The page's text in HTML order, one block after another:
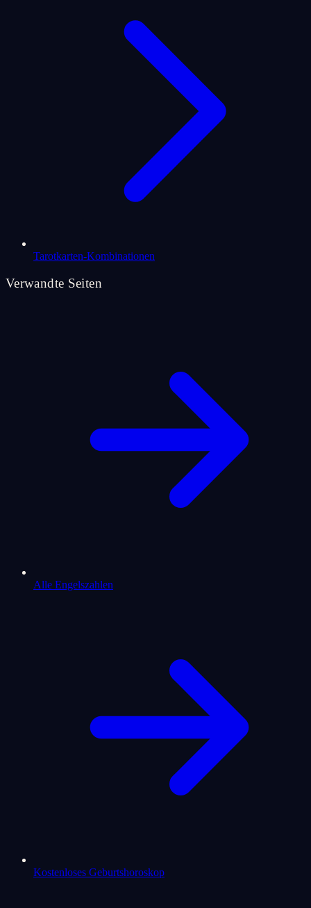
Tarotkarten-Kombinationen
Verwandte Seiten
Alle Engelszahlen
Kostenloses Geburtshoroskop